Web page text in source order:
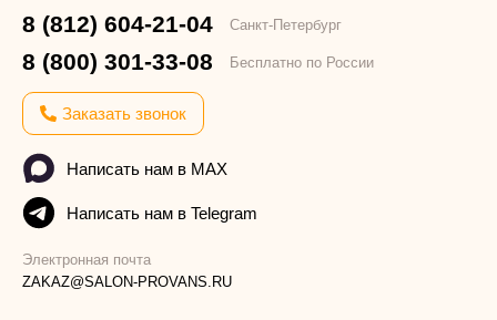
8 (812) 604-21-04 Санкт-Петербург
8 (800) 301-33-08 Бесплатно по России
Заказать звонок
Написать нам в MAX
Написать нам в Telegram
Электронная почта
ZAKAZ@SALON-PROVANS.RU